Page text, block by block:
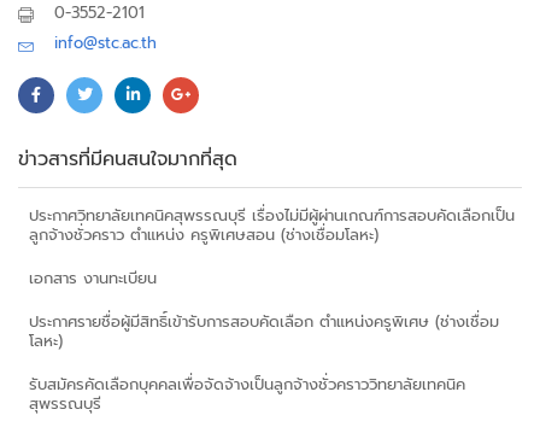
0-3552-2101
info@stc.ac.th
ข่าวสารที่มีคนสนใจมากที่สุด
ประกาศวิทยาลัยเทคนิคสุพรรณบุรี เรื่องไม่มีผู้ผ่านเกณฑ์การสอบคัดเลือกเป็น
ลูกจ้างชั่วคราว ตำแหน่ง ครูพิเศษสอน (ช่างเชื่อมโลหะ)
เอกสาร งานทะเบียน
ประกาศรายชื่อผู้มีสิทธิ์เข้ารับการสอบคัดเลือก ตำแหน่งครูพิเศษ (ช่างเชื่อม
โลหะ)
รับสมัครคัดเลือกบุคคลเพื่อจัดจ้างเป็นลูกจ้างชั่วคราววิทยาลัยเทคนิค
สุพรรณบุรี